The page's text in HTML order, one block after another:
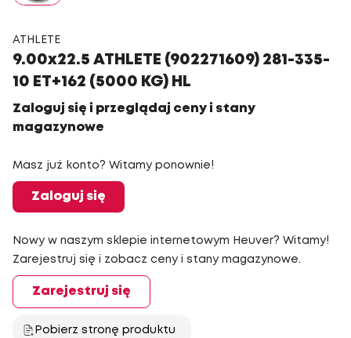
ATHLETE
9.00x22.5 ATHLETE (902271609) 281-335-
10 ET+162 (5000 KG) HL
Zaloguj się i przeglądaj ceny i stany
magazynowe
Masz już konto? Witamy ponownie!
Zaloguj się
Nowy w naszym sklepie internetowym Heuver? Witamy!
Zarejestruj się i zobacz ceny i stany magazynowe.
Zarejestruj się
Pobierz stronę produktu